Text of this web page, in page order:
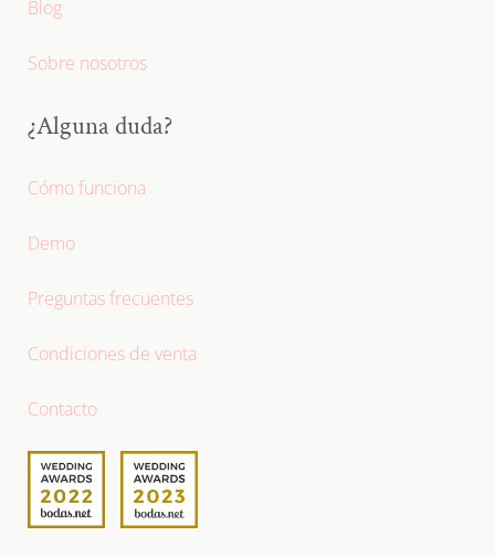
Blog
Sobre nosotros
¿Alguna duda?
Cómo funciona
Demo
Preguntas frecuentes
Condiciones de venta
Contacto